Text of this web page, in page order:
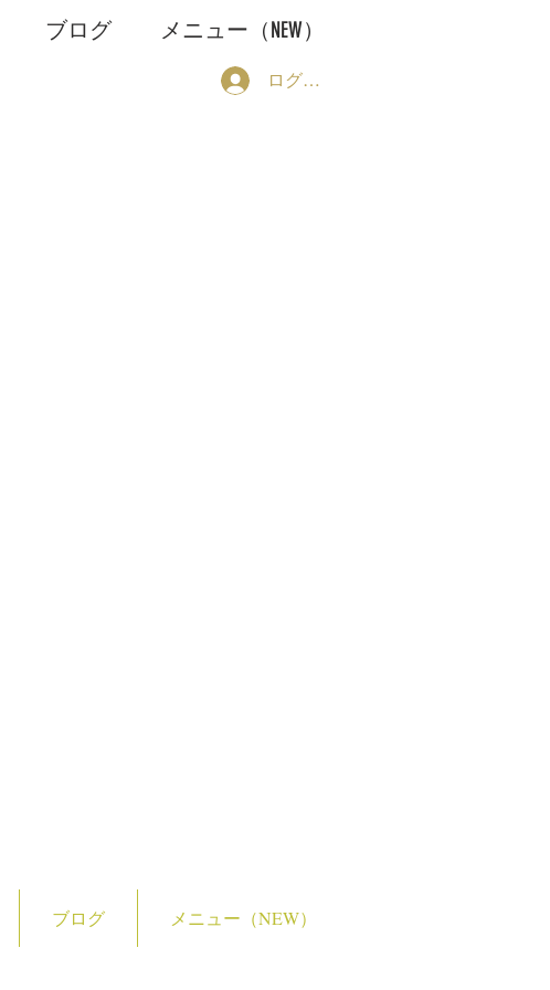
ブログ メニュー（NEW）
ログイン
ブログ メニュー（NEW）